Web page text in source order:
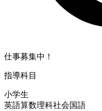
仕事募集中！
指導科目
小学生
英語算数理科社会国語